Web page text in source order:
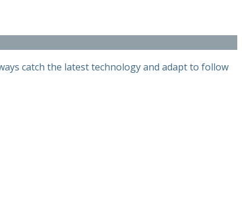
catch the latest technology and adapt to follow